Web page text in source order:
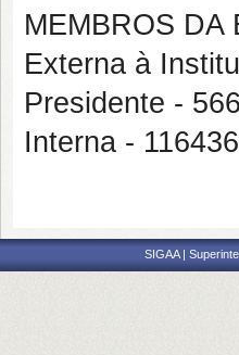
MEMBROS DA
Externa à
Presidente -
Interna -
SIGAA |